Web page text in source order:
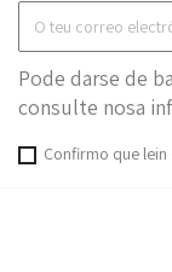
Pode darse de
consulte nosa
Confirmo que